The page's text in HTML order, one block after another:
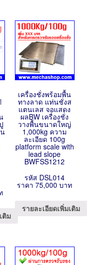
ติม
เครื่องชั่งพร้อมพื้น
ทางลาด แท่นชั่งส
แตนเลส จอแสดง
ผลBW เครื่องชั่ง
วางพื้นขนาดใหญ่
1,000kg ความ
ละเอียด 100g
platform scale with
lead slope
BWFSS1212
รหัส DSL014
ราคา 75,000 บาท
รายละเอียดเพิ่มเติม